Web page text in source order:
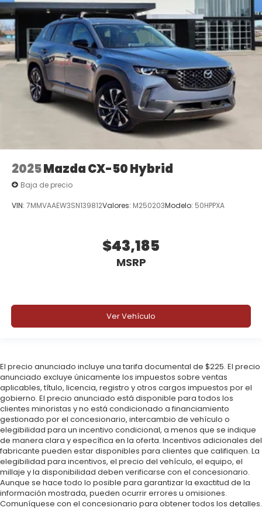
2025Mazda CX-50 Hybrid
Baja de precio
VIN: 7MMVAAEW3SN139812Valores: M250203Modelo: 50HPPXA
$43,185
MSRP
Ver Vehículo
El precio anunciado incluye una tarifa documental de $225. El precio
anunciado excluye únicamente los impuestos sobre ventas
aplicables, título, licencia, registro y otros cargos impuestos por el
gobierno. El precio anunciado está disponible para todos los
clientes minoristas y no está condicionado a financiamiento
gestionado por el concesionario, intercambio de vehículo o
elegibilidad para un incentivo condicional, a menos que se indique
de manera clara y específica en la oferta. Incentivos adicionales del
fabricante pueden estar disponibles para clientes que califiquen. La
elegibilidad para incentivos, el precio del vehículo, el equipo, el
millaje y la disponibilidad deben verificarse con el concesionario.
Aunque se hace todo lo posible para garantizar la exactitud de la
información mostrada, pueden ocurrir errores u omisiones.
Comuníquese con el concesionario para obtener todos los detalles.